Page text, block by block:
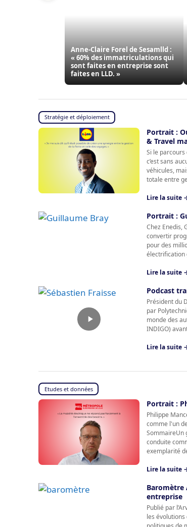
Anne-Claire Forel de Sesamlld :
« 60% des immatriculations qui
sont faites en entreprise sont
faites en LLD. »
Stratégie et déploiement
Portrait :
& Travel
Si le parcours
c’est sans
véhicules,
totale entre
Lire la suite
Portrait :
Chez Enedis,
convertir
pour des
électrification
Lire la suite
Podcast
Président du
par
monde des
INDIGO)
Lire la suite
Etudes et données
Portrait :
Philippe
comme l'un
SommaireUn
conduite
exemplarité
Lire la suite
Baromètre
entreprise
Publié par
les